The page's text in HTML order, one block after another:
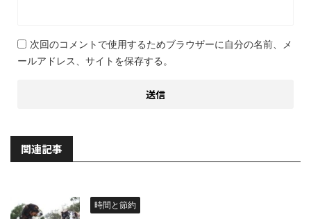
次回のコメントで使用するためブラウザーに自分の名前、メ
ールアドレス、サイトを保存する。
関連記事
時間と節約